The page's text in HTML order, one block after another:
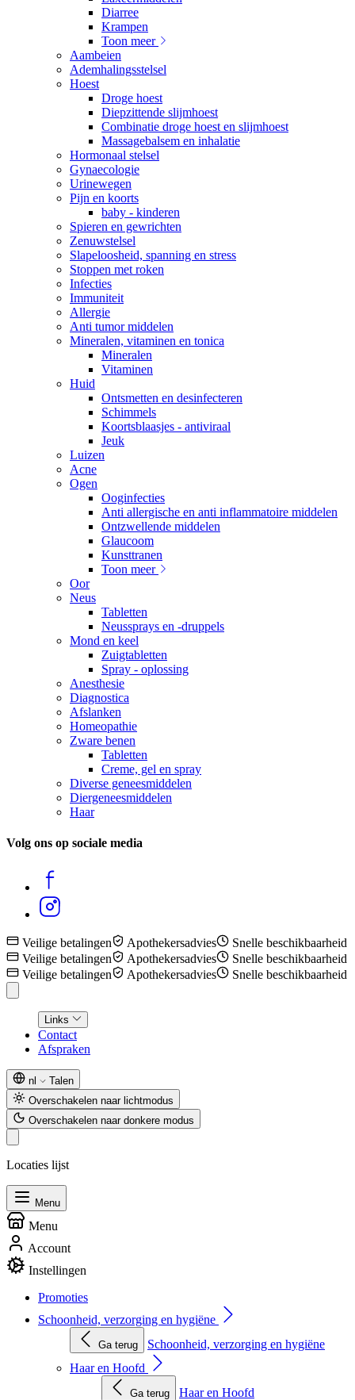
Diarree
Krampen
Toon meer
Aambeien
Ademhalingsstelsel
Hoest
Droge hoest
Diepzittende slijmhoest
Combinatie droge hoest en slijmhoest
Massagebalsem en inhalatie
Hormonaal stelsel
Gynaecologie
Urinewegen
Pijn en koorts
baby - kinderen
Spieren en gewrichten
Zenuwstelsel
Slapeloosheid, spanning en stress
Stoppen met roken
Infecties
Immuniteit
Allergie
Anti tumor middelen
Mineralen, vitaminen en tonica
Mineralen
Vitaminen
Huid
Ontsmetten en desinfecteren
Schimmels
Koortsblaasjes - antiviraal
Jeuk
Luizen
Acne
Ogen
Ooginfecties
Anti allergische en anti inflammatoire middelen
Ontzwellende middelen
Glaucoom
Kunsttranen
Toon meer
Oor
Neus
Tabletten
Neussprays en -druppels
Mond en keel
Zuigtabletten
Spray - oplossing
Anesthesie
Diagnostica
Afslanken
Homeopathie
Zware benen
Tabletten
Creme, gel en spray
Diverse geneesmiddelen
Diergeneesmiddelen
Haar
Volg ons op sociale media
Veilige betalingen Apothekersadvies
Snelle beschikbaarheid
Veilige betalingen
Apothekersadvies
Snelle beschikbaarheid
Veilige betalingen
Apothekersadvies Snelle beschikbaarheid
Links
Contact
Afspraken
nl
Talen
Overschakelen naar lichtmodus
Overschakelen naar donkere modus
Locaties lijst
Menu
Menu
Account
Instellingen
Promoties
Schoonheid, verzorging en hygiëne
Ga terug
Schoonheid, verzorging en hygiëne
Haar en Hoofd
Ga terug
Haar en Hoofd